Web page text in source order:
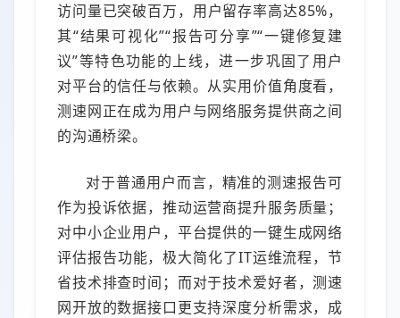
访问量已突破百万，用户留存率高达85%，
其“结果可视化”“报告可分享”“一键修复建
议”等特色功能的上线，进一步巩固了用户
对平台的信任与依赖。从实用价值角度看，
测速网正在成为用户与网络服务提供商之间
的沟通桥梁。
对于普通用户而言，精准的测速报告可
作为投诉依据，推动运营商提升服务质量；
对中小企业用户，平台提供的一键生成网络
评估报告功能，极大简化了IT运维流程，节
省技术排查时间；而对于技术爱好者，测速
网开放的数据接口更支持深度分析需求，成